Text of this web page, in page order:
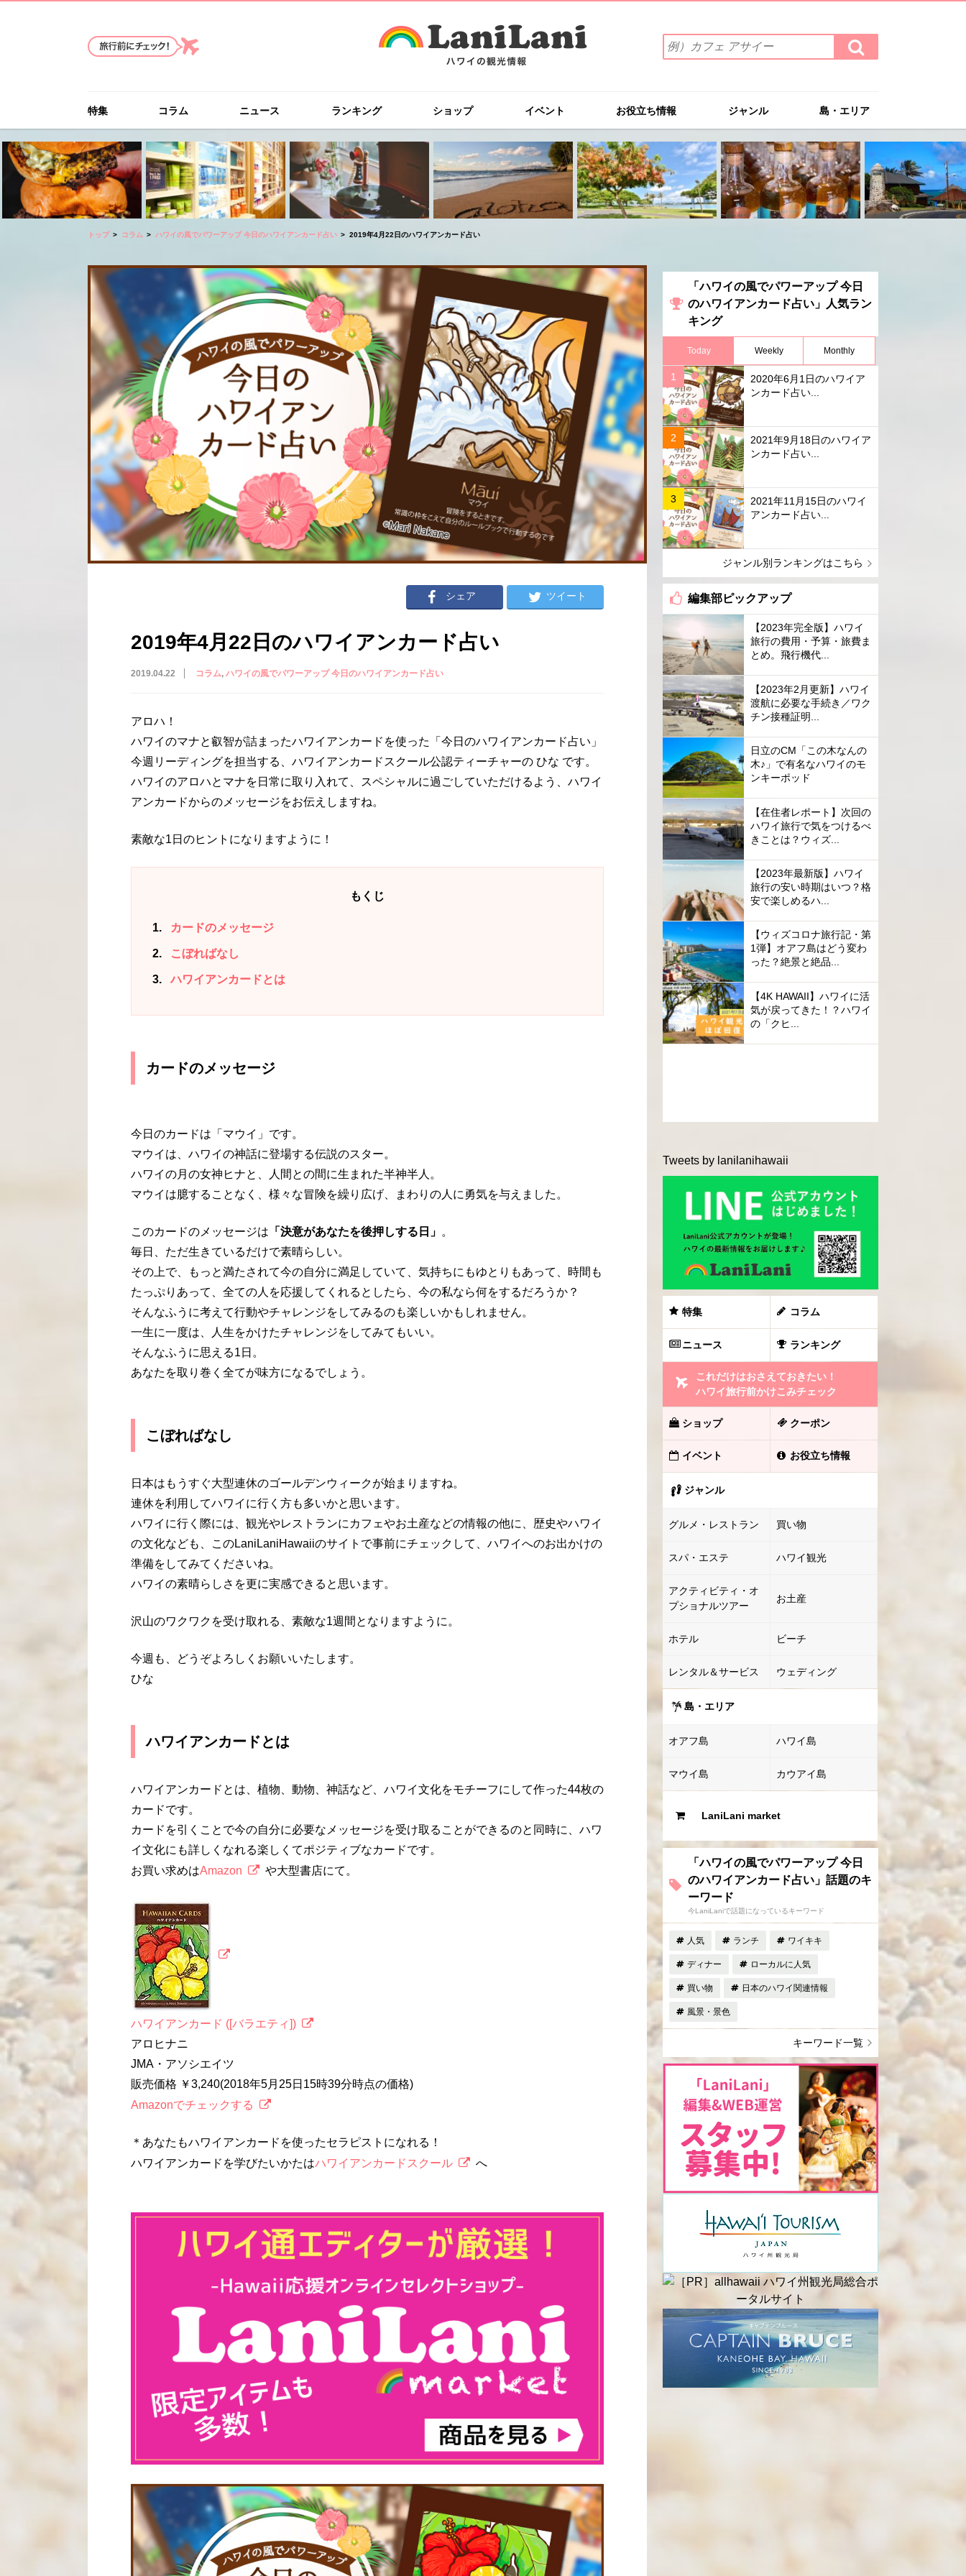
索
ワ
を
入
力
(例）
カ
フ
ェ
イ
検
索
す
特集 コラム ニュース ランキング ショップ イベント お役立ち情報 ジャンル 島・エリア
トップ コラム ハワイの風でパワーアップ 今日のハワイアンカード占い 2019年4月22日のハワイアンカード占い
シェア ツイート
2019年4月22日のハワイアンカード占い
2019.04.22 コラム ハワイの風でパワーアップ 今日のハワイアンカード占い
アロハ！
ハワイのマナと叡智が詰まったハワイアンカードを使った「今日のハワイアンカード占い」
今週リーディングを担当する、ハワイアンカードスクール公認ティーチャーの ひな です。
ハワイのアロハとマナを日常に取り入れて、スペシャルに過ごしていただけるよう、ハワイ
アンカードからのメッセージをお伝えしますね。
素敵な1日のヒントになりますように！
もくじ
1 カードのメッセージ
2 こぼればなし
3 ハワイアンカードとは
カードのメッセージ
今日のカードは「マウイ」です。
マウイは、ハワイの神話に登場する伝説のスター。
ハワイの月の女神ヒナと、人間との間に生まれた半神半人。
マウイは臆することなく、様々な冒険を繰り広げ、まわりの人に勇気を与えました。
このカードのメッセージは 「決意があなたを後押しする日」 。
毎日、ただ生きているだけで素晴らしい。
その上で、もっと満たされて今の自分に満足していて、気持ちにもゆとりもあって、時間も
たっぷりあって、全ての人を応援してくれるとしたら、今の私なら何をするだろうか？
そんなふうに考えて行動やチャレンジをしてみるのも楽しいかもしれません。
一生に一度は、人生をかけたチャレンジをしてみてもいい。
そんなふうに思える1日。
あなたを取り巻く全てが味方になるでしょう。
こぼればなし
日本はもうすぐ大型連休のゴールデンウィークが始まりますね。
連休を利用してハワイに行く方も多いかと思います。
ハワイに行く際には、観光やレストランにカフェやお土産などの情報の他に、歴史やハワイ
の文化なども、このLaniLaniHawaiiのサイトで事前にチェックして、ハワイへのお出かけの
準備をしてみてくださいね。
ハワイの素晴らしさを更に実感できると思います。
沢山のワクワクを受け取れる、素敵な1週間となりますように。
今週も、どうぞよろしくお願いいたします。
ひな
ハワイアンカードとは
ハワイアンカードとは、植物、動物、神話など、ハワイ文化をモチーフにして作った44枚の
カードです。
カードを引くことで今の自分に必要なメッセージを受け取ることができるのと同時に、ハワ
イ文化にも詳しくなれる楽しくてポジティブなカードです。
お買い求めはAmazon や大型書店にて。
ハワイアンカード ([バラエティ])
アロヒナニ
JMA・アソシエイツ
販売価格 ￥3,240(2018年5月25日15時39分時点の価格)
Amazonでチェックする
＊あなたもハワイアンカードを使ったセラピストになれる！
ハワイアンカードを学びたいかたはハワイアンカードスクール へ
「ハワイの風でパワーアップ 今日
のハワイアンカード占い」人気ラン
キング
Today Weekly Monthly
2020年6月1日のハワイア
ンカード占い...
2021年9月18日のハワイア
ンカード占い...
2021年11月15日のハワイ
アンカード占い...
ジャンル別ランキングはこちら
編集部ピックアップ
【2023年完全版】ハワイ
旅行の費用・予算・旅費ま
とめ。飛行機代...
【2023年2月更新】ハワイ
渡航に必要な手続き／ワク
チン接種証明...
日立のCM「この木なんの
木♪」で有名なハワイのモ
ンキーポッド
【在住者レポート】次回の
ハワイ旅行で気をつけるべ
きことは？ウィズ...
【2023年最新版】ハワイ
旅行の安い時期はいつ？格
安で楽しめるハ...
【ウィズコロナ旅行記・第
1弾】オアフ島はどう変わ
った？絶景と絶品...
【4K HAWAII】ハワイに活
気が戻ってきた！？ハワイ
の「クヒ...
Tweets by lanilanihawaii
特集 コラム
ニュース ランキング
これだけはおさえておきたい！
ハワイ旅行前かけこみチェック
ショップ クーポン
イベント お役立ち情報
ジャンル
グルメ・レストラン 買い物
スパ・エステ ハワイ観光
アクティビティ・オ
プショナルツアー
お土産
ホテル ビーチ
レンタル＆サービス ウェディング
島・エリア
オアフ島 ハワイ島
マウイ島 カウアイ島
LaniLani market
「ハワイの風でパワーアップ 今日
のハワイアンカード占い」話題のキ
ーワード
今LaniLaniで話題になっているキーワード
人気 ランチ ワイキキ
ディナー ローカルに人気
買い物 日本のハワイ関連情報
風景・景色
キーワード一覧